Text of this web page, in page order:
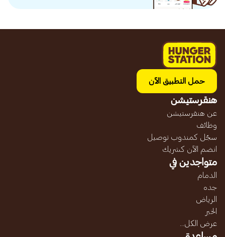
حمل التطبيق الآن
هنقرستيشن
عن هنقرستيشن
وظائف
سجّل كمندوب توصيل
انضم الآن كشريك
متواجدين في
الدمام
جده
الرياض
الخبر
عرض الكل...